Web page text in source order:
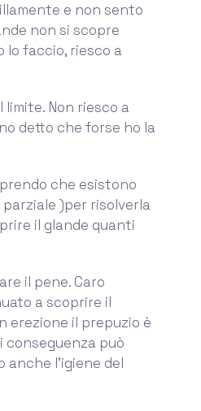
e non sento
non si scopre
lo faccio, riesco a
Non riesco a
detto che forse ho la
che esistono
)per risolverla
il glande quanti
il pene. Caro
a scoprire il
erezione il prepuzio è
può
anche l'igiene del